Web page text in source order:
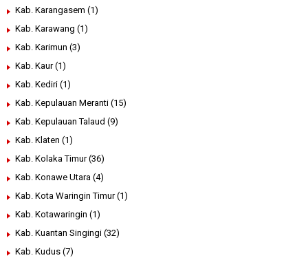
Kab. Karangasem (1)
Kab. Karawang (1)
Kab. Karimun (3)
Kab. Kaur (1)
Kab. Kediri (1)
Kab. Kepulauan Meranti (15)
Kab. Kepulauan Talaud (9)
Kab. Klaten (1)
Kab. Kolaka Timur (36)
Kab. Konawe Utara (4)
Kab. Kota Waringin Timur (1)
Kab. Kotawaringin (1)
Kab. Kuantan Singingi (32)
Kab. Kudus (7)